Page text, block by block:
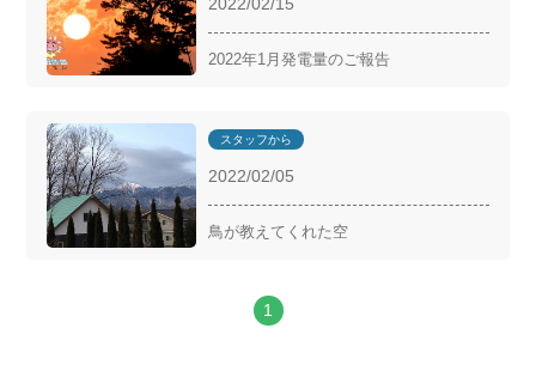
2022/02/15
2022年1月発電量のご報告
2022/02/05
スタッフから
鳥が教えてくれた空
1